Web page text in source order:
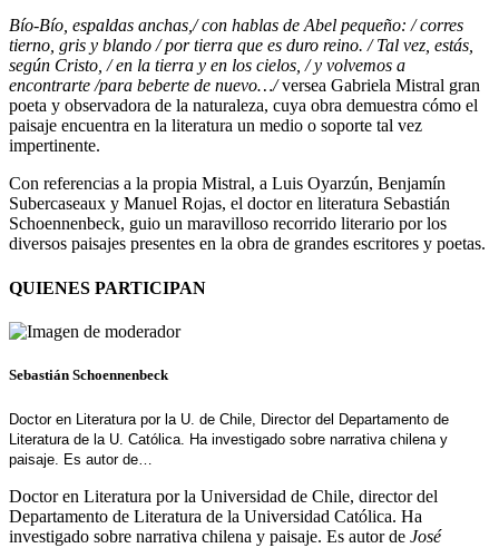
Bío-Bío, espaldas anchas,/ con hablas de Abel pequeño: / corres
tierno, gris y blando / por tierra que es duro reino. / Tal vez, estás,
según Cristo, / en la tierra y en los cielos, / y volvemos a
encontrarte /para beberte de nuevo…/versea Gabriela Mistral gran
poeta y observadora de la naturaleza, cuya obra demuestra cómo el
paisaje encuentra en la literatura un medio o soporte tal vez
impertinente.
Con referencias a la propia Mistral, a Luis Oyarzún, Benjamín
Subercaseaux y Manuel Rojas, el doctor en literatura Sebastián
Schoennenbeck, guio un maravilloso recorrido literario por los
diversos paisajes presentes en la obra de grandes escritores y poetas.
QUIENES PARTICIPAN
Sebastián Schoennenbeck
Doctor en Literatura por la U. de Chile, Director del Departamento de
Literatura de la U. Católica. Ha investigado sobre narrativa chilena y
paisaje. Es autor de…
Doctor en Literatura por la Universidad de Chile, director del
Departamento de Literatura de la Universidad Católica. Ha
investigado sobre narrativa chilena y paisaje. Es autor de José